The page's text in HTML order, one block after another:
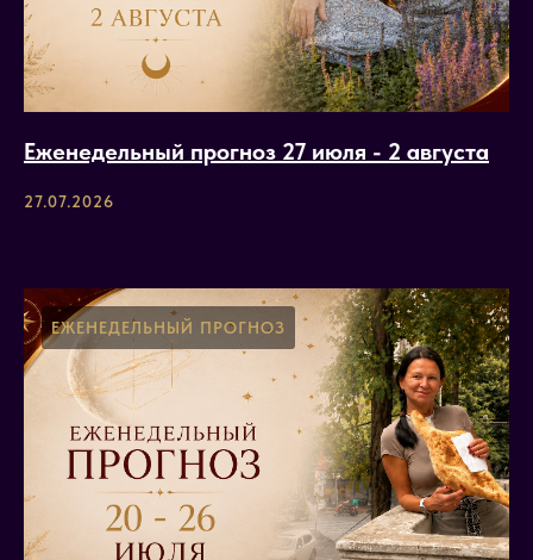
Еженедельный прогноз 27 июля - 2 августа
27.07.2026
ЕЖЕНЕДЕЛЬНЫЙ ПРОГНОЗ
Согласие на обработку персональных данных